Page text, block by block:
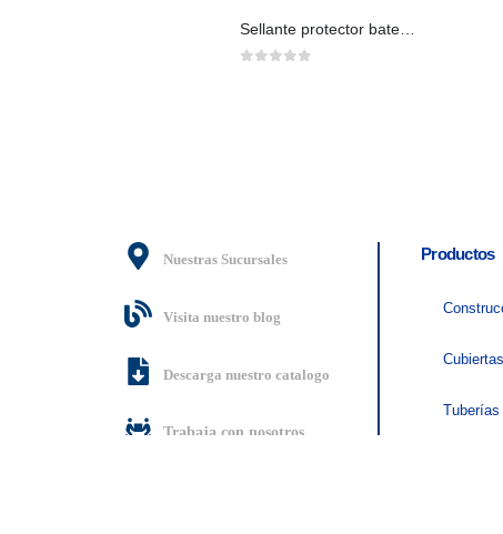
Sellante protector bate piedra
Nuestras Sucursales
Visita nuestro blog
Descarga nuestro catalogo
Trabaja con nosotros
Productos
Cubiertas